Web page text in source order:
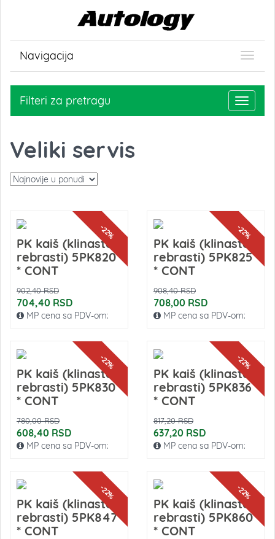
Navigacija
Toggle
Filteri za pretragu
Veliki servis
-22%
PK kaiš (klinasto-
rebrasti) 5PK820
* CONT
902,40 RSD
704,40 RSD
MP cena sa PDV-om:
-22%
PK kaiš (klinasto-
rebrasti) 5PK825
* CONT
908,40 RSD
708,00 RSD
MP cena sa PDV-om:
-22%
PK kaiš (klinasto-
rebrasti) 5PK830
* CONT
780,00 RSD
608,40 RSD
MP cena sa PDV-om:
-22%
PK kaiš (klinasto-
rebrasti) 5PK836
* CONT
817,20 RSD
637,20 RSD
MP cena sa PDV-om:
-22%
PK kaiš (klinasto-
rebrasti) 5PK847
* CONT
-22%
PK kaiš (klinasto-
rebrasti) 5PK860
* CONT